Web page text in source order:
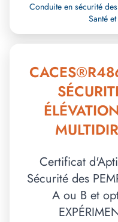
Conduite en sécurité
Santé
Certificat
Sécurité des
A ou B et